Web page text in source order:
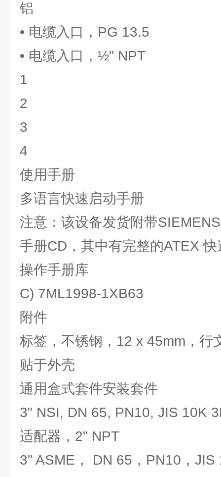
铝
• 电缆入口，PG 13.5
• 电缆入口，½" NPT
1
2
3
4
使用手册
多语言快速启动手册
注意：该设备发货附带
手册CD，其中有完整的ATEX
操作手册库
C) 7ML1998-1XB63
附件
标签，不锈钢，12 x 45mm，行
贴于外壳
通用盒式套件安装套件
3" NSI, DN 65, PN10, JIS 10K
适配器，2" NPT
3" ASME， DN 65，PN10，JIS